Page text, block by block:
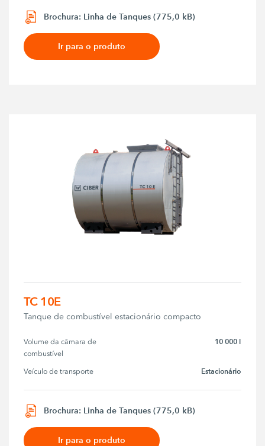
Brochura: Linha de Tanques (775,0 kB)
Ir para o produto
TC 10E
Tanque de combustível estacionário compacto
Volume da câmara de
combustível
10 000 l
Veículo de transporte Estacionário
Brochura: Linha de Tanques (775,0 kB)
Ir para o produto